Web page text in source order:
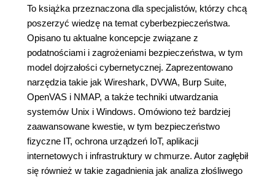
To książka przeznaczona dla specjalistów, którzy chcą
poszerzyć wiedzę na temat cyberbezpieczeństwa.
Opisano tu aktualne koncepcje związane z
podatnościami i zagrożeniami bezpieczeństwa, w tym
model dojrzałości cybernetycznej. Zaprezentowano
narzędzia takie jak Wireshark, DVWA, Burp Suite,
OpenVAS i NMAP, a także techniki utwardzania
systemów Unix i Windows. Omówiono też bardziej
zaawansowane kwestie, w tym bezpieczeństwo
fizyczne IT, ochrona urządzeń IoT, aplikacji
internetowych i infrastruktury w chmurze. Autor zagłębił
się również w takie zagadnienia jak analiza złośliwego